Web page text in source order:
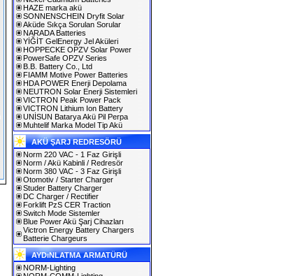
HAZE marka akü
SONNENSCHEIN Dryfit Solar
Aküde Sıkça Sorulan Sorular
NARADA Batteries
YİĞİT GelEnergy Jel Aküleri
HOPPECKE OPZV Solar Power
PowerSafe OPZV Series
B.B. Battery Co., Ltd
FIAMM Motive Power Batteries
HDA POWER Enerji Depolama
NEUTRON Solar Enerji Sistemleri
VICTRON Peak Power Pack
VICTRON Lithium Ion Battery
UNİSUN Batarya Akü Pil Perpa
Muhtelif Marka Model Tip Akü
AKÜ ŞARJ REDRESÖRÜ
Norm 220 VAC - 1 Faz Girişli
Norm / Akü Kabinli / Redresör
Norm 380 VAC - 3 Faz Girişli
Otomotiv / Starter Charger
Studer Battery Charger
DC Charger / Rectifier
Forklift PzS CER Traction
Switch Mode Sistemler
Blue Power Akü Şarj Cihazları
Victron Energy Battery Chargers
Batterie Chargeurs
AYDıNLATMA ARMATÜRÜ
NORM-Lighting